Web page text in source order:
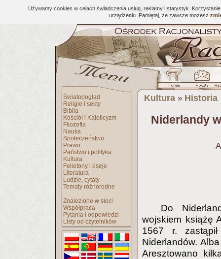
Używamy cookies w celach świadczenia usług, reklamy i statystyk.
urządzeniu. Pamiętaj, że zawsze możesz
Światopogląd
Religie i sekty
Biblia
Kościół i Katolicyzm
Filozofia
Nauka
Społeczeństwo
Prawo
Państwo i polityka
Kultura
Felietony i eseje
Literatura
Ludzie, cytaty
Tematy różnorodne
Znalezione w sieci
Współpraca
Pytania i odpowiedzi
Listy od czytelników
Kultura » Historia
Niderlandy
Do
wojskiem książę
1567 r.
Niderlandów.
Aresztowano